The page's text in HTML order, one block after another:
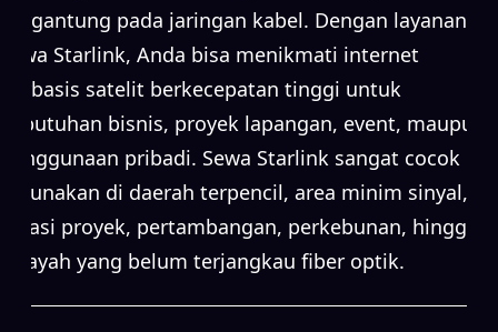
bergantung pada jaringan kabel. Dengan layanan
sewa Starlink, Anda bisa menikmati internet
berbasis satelit berkecepatan tinggi untuk
kebutuhan bisnis, proyek lapangan, event, maupun
penggunaan pribadi. Sewa Starlink sangat cocok
digunakan di daerah terpencil, area minim sinyal,
lokasi proyek, pertambangan, perkebunan, hingga
wilayah yang belum terjangkau fiber optik.